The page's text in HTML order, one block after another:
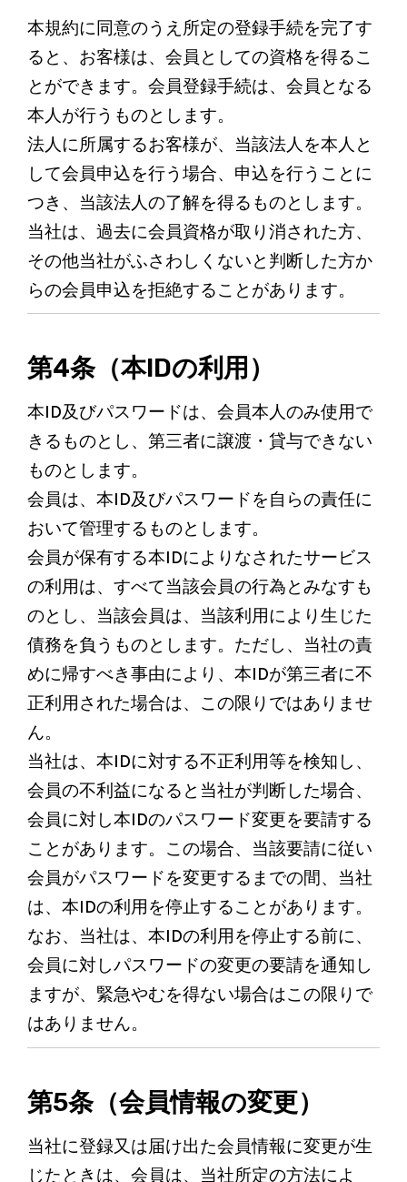
本規約に同意のうえ所定の登録手続を完了す
ると、お客様は、会員としての資格を得るこ
とができます。会員登録手続は、会員となる
本人が行うものとします。
法人に所属するお客様が、当該法人を本人と
して会員申込を行う場合、申込を行うことに
つき、当該法人の了解を得るものとします。
当社は、過去に会員資格が取り消された方、
その他当社がふさわしくないと判断した方か
らの会員申込を拒絶することがあります。
第4条（本IDの利用）
本ID及びパスワードは、会員本人のみ使用で
きるものとし、第三者に譲渡・貸与できない
ものとします。
会員は、本ID及びパスワードを自らの責任に
おいて管理するものとします。
会員が保有する本IDによりなされたサービス
の利用は、すべて当該会員の行為とみなすも
のとし、当該会員は、当該利用により生じた
債務を負うものとします。ただし、当社の責
めに帰すべき事由により、本IDが第三者に不
正利用された場合は、この限りではありませ
ん。
当社は、本IDに対する不正利用等を検知し、
会員の不利益になると当社が判断した場合、
会員に対し本IDのパスワード変更を要請する
ことがあります。この場合、当該要請に従い
会員がパスワードを変更するまでの間、当社
は、本IDの利用を停止することがあります。
なお、当社は、本IDの利用を停止する前に、
会員に対しパスワードの変更の要請を通知し
ますが、緊急やむを得ない場合はこの限りで
はありません。
第5条（会員情報の変更）
当社に登録又は届け出た会員情報に変更が生
じたときは、会員は、当社所定の方法によ